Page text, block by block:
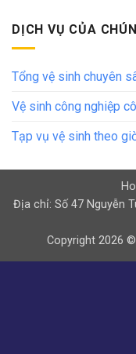
DỊCH VỤ CỦA
Tổng vệ sinh chuyên
Vệ sinh công nghiệp
Tạp vụ vệ sinh theo
Địa chỉ: Số 47 Nguyễn
Copyright 2026 ©